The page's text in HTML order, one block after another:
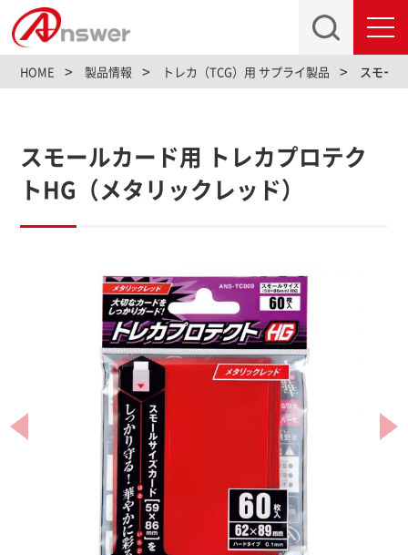
HOME 製品情報 トレカ（TCG）用 サプライ製品 スモー
スモールカード用 トレカプロテク
トHG（メタリックレッド）